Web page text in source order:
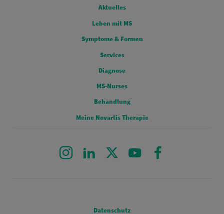
Aktuelles
Leben mit MS
Symptome & Formen
Services
Diagnose
MS-Nurses
Behandlung
Meine Novartis Therapie
InstagramLinkedIn Youtube
Datenschutz